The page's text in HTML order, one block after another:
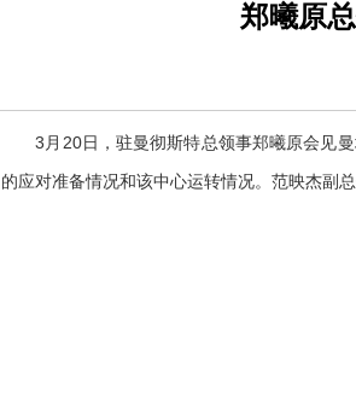
郑曦原
3月20日，驻曼彻斯特总领事郑曦原会见
的应对准备情况和该中心运转情况。范映杰副总